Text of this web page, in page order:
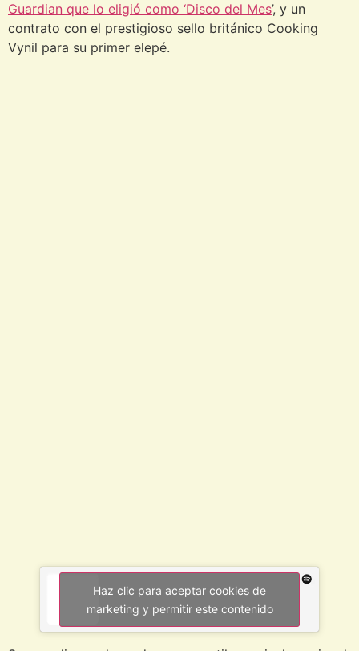
Guardian que lo eligió como ‘Disco del Mes’, y un
contrato con el prestigioso sello británico Cooking
Vynil para su primer elepé.
Haz clic para aceptar cookies de
marketing y permitir este contenido